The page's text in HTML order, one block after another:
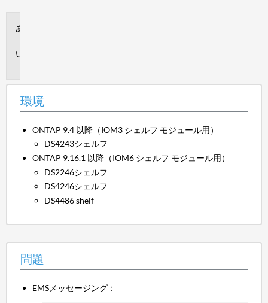
環境
ONTAP 9.4 以降（IOM3 シェルフ モジュール用）
DS4243シェルフ
ONTAP 9.16.1 以降（IOM6 シェルフ モジュール用）
DS2246シェルフ
DS4246シェルフ
DS4486 shelf
問題
EMSメッセージング：